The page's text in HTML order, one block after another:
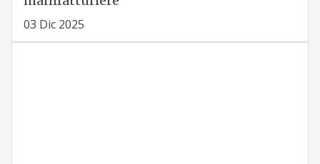
03 Dic 2025